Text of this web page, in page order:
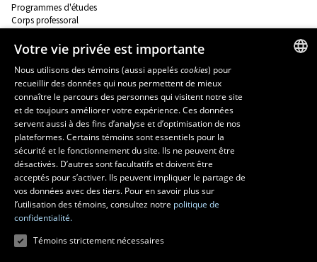
Programmes d'études
Corps professoral
Foire aux questions
Ressources
monPortail
MESURES D'URGENCE
Composer le 418 656-5555
Votre vie privée est importante
Nous utilisons des témoins (aussi appeléscookies) pour
recueillir des données qui nous permettent de mieux
connaître le parcours des personnes qui visitent notre site
et de toujours améliorer votre expérience. Ces données
servent aussi à des fins d’analyse et d’optimisation de nos
plateformes. Certains témoins sont essentiels pour la
sécurité et le fonctionnement du site. Ils ne peuvent être
désactivés. D’autres sont facultatifs et doivent être
acceptés pour s’activer. Ils peuvent impliquer le partage de
vos données avec des tiers. Pour en savoir plus sur
l’utilisation des témoins, consultez notre politique de
confidentialité.
Témoins strictement nécessaires